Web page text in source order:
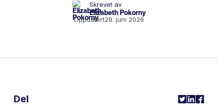
Skrevet av
Elizabeth Pokorny
Oppdatert29. juni 2026
Del